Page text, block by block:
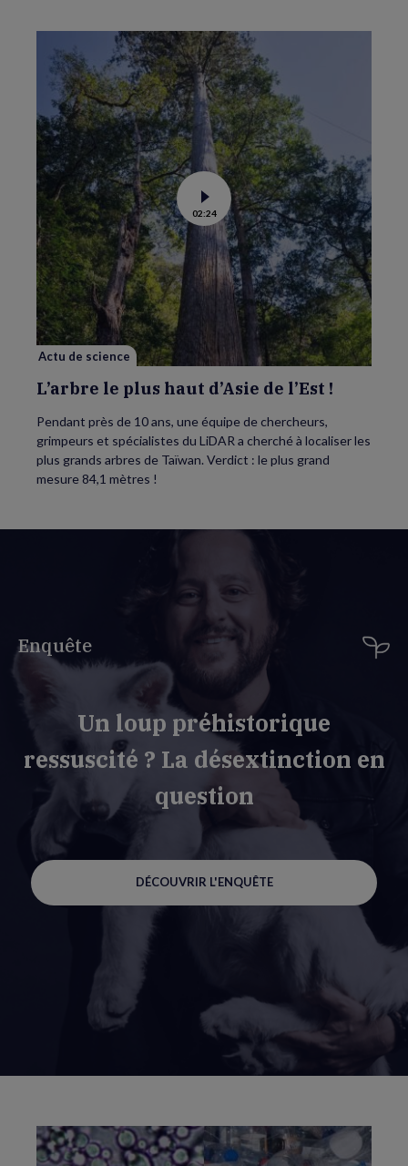
Voir
la
vidéo
de
L’arbre
le
plus
haut
d’Asie
02:24
Actu de science
L’arbre le plus haut d’Asie de l’Est !
Pendant près de 10 ans, une équipe de chercheurs,
grimpeurs et spécialistes du LiDAR a cherché à localiser les
plus grands arbres de Taïwan. Verdict : le plus grand
mesure 84,1 mètres !
Enquête
Un loup préhistorique
ressuscité ? La désextinction en
question
DÉCOUVRIR L'ENQUÊTE